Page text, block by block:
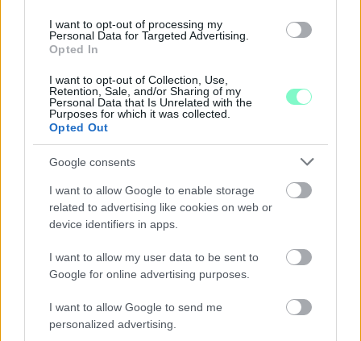
I want to opt-out of processing my
Personal Data for Targeted Advertising.
Opted In
I want to opt-out of Collection, Use,
Retention, Sale, and/or Sharing of my
Personal Data that Is Unrelated with the
Purposes for which it was collected.
Opted Out
Google consents
I want to allow Google to enable storage
related to advertising like cookies on web or
device identifiers in apps.
I want to allow my user data to be sent to
Google for online advertising purposes.
I want to allow Google to send me
personalized advertising.
PERL, VÁRADI ÉS TANOH DEZ IS OTT VAN A FÉRFI
KOSÁRLABDA-VÁLOGATOTT SZŰKÍTETT
KERETÉBEN
Észtország, Szlovénia és Svédország következik.
Szólj hozzá!